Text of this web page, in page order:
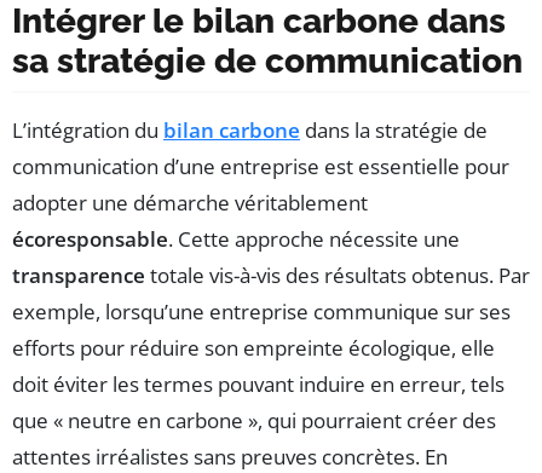
Intégrer le bilan carbone dans
sa stratégie de communication
L’intégration du bilan carbone dans la stratégie de
communication d’une entreprise est essentielle pour
adopter une démarche véritablement
écoresponsable. Cette approche nécessite une
transparence totale vis-à-vis des résultats obtenus. Par
exemple, lorsqu’une entreprise communique sur ses
efforts pour réduire son empreinte écologique, elle
doit éviter les termes pouvant induire en erreur, tels
que « neutre en carbone », qui pourraient créer des
attentes irréalistes sans preuves concrètes. En